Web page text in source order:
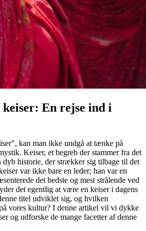
En rejse ind i
kan man ikke undgå at tænke på
Keiser, et begreb der stammer fra det
dyb historie, der strækker sig tilbage til det
var ikke bare en leder; han var en
det bedste og mest strålende ved
det egentlig at være en keiser i dagens
titel udviklet sig, og hvilken
vores kultur? I denne artikel vil vi dykke
og udforske de mange facetter af denne